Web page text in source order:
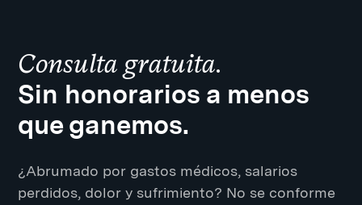
Consulta gratuita.
Sin honorarios a menos
que ganemos.
¿Abrumado por gastos médicos, salarios
perdidos, dolor y sufrimiento? No se conforme